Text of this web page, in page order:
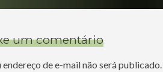
um comentário
endereço de e-mail não será publicado.